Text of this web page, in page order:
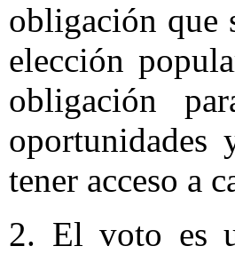
obligación que
elección
obligación
oportunidades
tener acceso a
2. El voto es